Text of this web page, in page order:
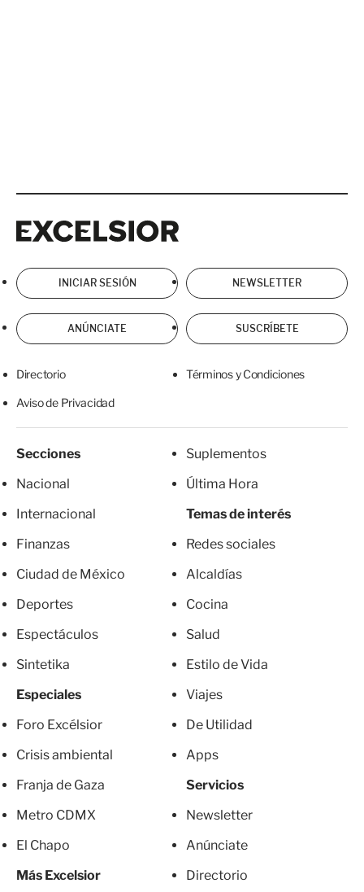
INICIAR SESIÓN NEWSLETTER
ANÚNCIATE SUSCRÍBETE
Directorio Términos y Condiciones
Aviso de Privacidad
Secciones
Nacional
Internacional
Finanzas
Ciudad de México
Deportes
Espectáculos
Sintetika
Especiales
Foro Excélsior
Crisis ambiental
Franja de Gaza
Metro CDMX
El Chapo
Más Excelsior
Suplementos
Última Hora
Temas de interés
Redes sociales
Alcaldías
Cocina
Salud
Estilo de Vida
Viajes
De Utilidad
Apps
Servicios
Newsletter
Anúnciate
Directorio